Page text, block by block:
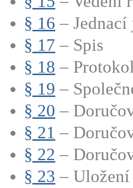
§ 16 –
§ 17 – Spis
§ 18 –
§ 19 –
§ 20 –
§ 21 –
§ 22 –
§ 23 – Uložení